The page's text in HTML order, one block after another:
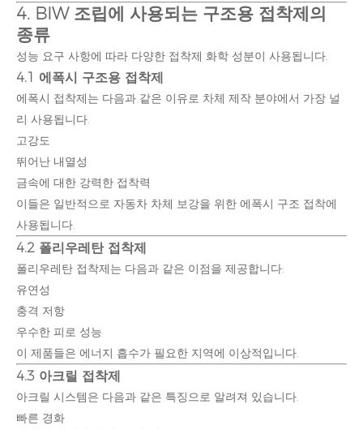
4. BIW 조립에 사용되는 구조용 접착제의
종류
성능 요구 사항에 따라 다양한 접착제 화학 성분이 사용됩니다.
4.1 에폭시 구조용 접착제
에폭시 접착제는 다음과 같은 이유로 차체 제작 분야에서 가장 널
리 사용됩니다.
고강도
뛰어난 내열성
금속에 대한 강력한 접착력
이들은 일반적으로 자동차 차체 보강을 위한 에폭시 구조 접착에
사용됩니다.
4.2 폴리우레탄 접착제
폴리우레탄 접착제는 다음과 같은 이점을 제공합니다:
유연성
충격 저항
우수한 피로 성능
이 제품들은 에너지 흡수가 필요한 지역에 이상적입니다.
4.3 아크릴 접착제
아크릴 시스템은 다음과 같은 특징으로 알려져 있습니다.
빠른 경화